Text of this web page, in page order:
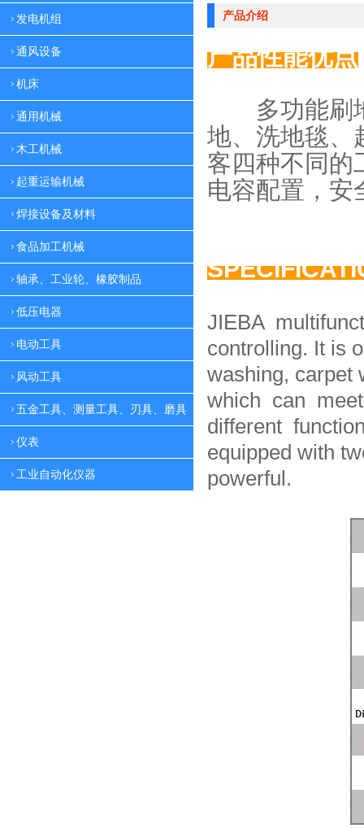
发电机组
通风设备
机床
通用机械
木工机械
起重运输机械
焊接设备及材料
食品加工机械
轴承、工业轮、橡胶制品
低压电器
电动工具
风动工具
五金工具、测量工具、刃具、磨具
仪表
工业自动化仪器
产品介绍
产品性能优点
多功能刷地
地、 洗地毯、
客四种不同的
电容配置， 安
JIEBA
controlling. It is
washing, carpet
which can
different
equipped with
powerful.